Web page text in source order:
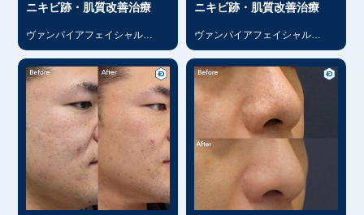
ニキビ跡・肌質改善治療
ヴァンパイアフェイシャル
（PRP）
ニキビ跡・肌質改善治療
ヴァンパイアフェイシャル
（PRP）